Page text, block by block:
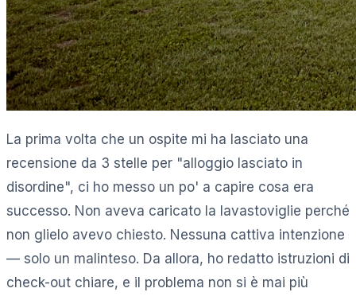
La prima volta che un ospite mi ha lasciato una
recensione da 3 stelle per "alloggio lasciato in
disordine", ci ho messo un po' a capire cosa era
successo. Non aveva caricato la lavastoviglie perché
non glielo avevo chiesto. Nessuna cattiva intenzione
— solo un malinteso. Da allora, ho redatto istruzioni di
check-out chiare, e il problema non si è mai più